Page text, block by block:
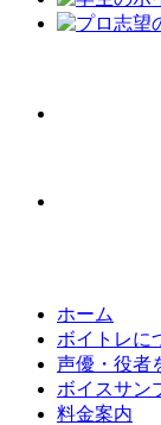
ホーム
ボイトレに
声優・役者
ボイスサン
料金案内